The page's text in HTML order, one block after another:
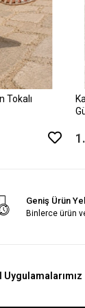
Tokalı
Geniş Ürün
Binlerce ürün
Uygulamalarımız